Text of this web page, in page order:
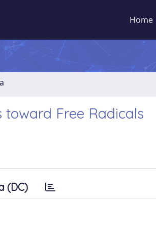
Home
Free Radicals
(DC)